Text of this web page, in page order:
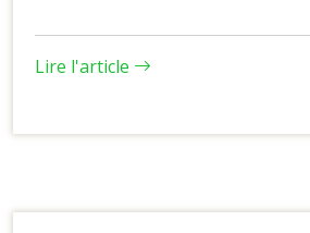
Lire l'article